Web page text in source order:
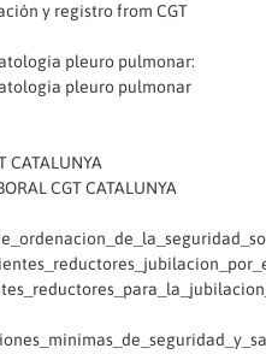
y registrofrom CGT
pleuro pulmonar:
pleuro pulmonar
CATALUNYA
CGT CATALUNYA